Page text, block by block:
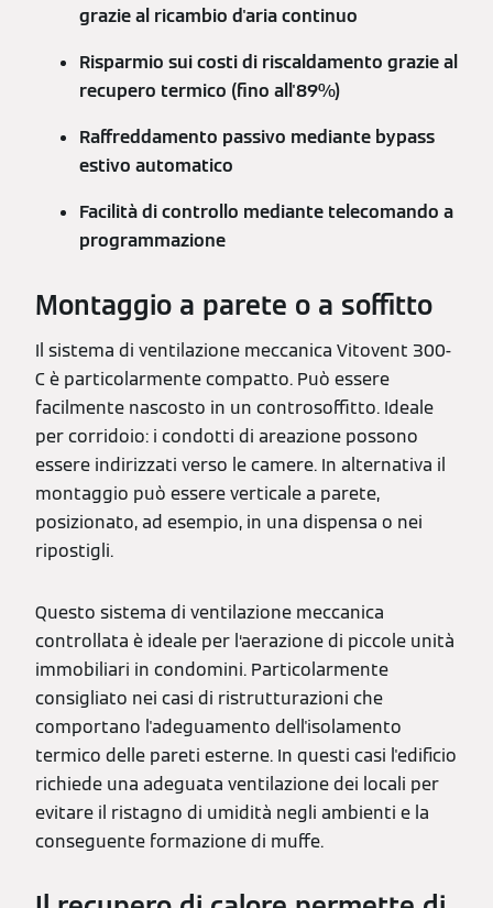
grazie al ricambio d'aria continuo
Risparmio sui costi di riscaldamento grazie al
recupero termico (fino all'89%)
Raffreddamento passivo mediante bypass
estivo automatico
Facilità di controllo mediante telecomando a
programmazione
Montaggio a parete o a soffitto
Il sistema di ventilazione meccanica Vitovent 300-
C è particolarmente compatto. Può essere
facilmente nascosto in un controsoffitto. Ideale
per corridoio: i condotti di areazione possono
essere indirizzati verso le camere. In alternativa il
montaggio può essere verticale a parete,
posizionato, ad esempio, in una dispensa o nei
ripostigli.
Questo sistema di ventilazione meccanica
controllata è ideale per l‘aerazione di piccole unità
immobiliari in condomini. Particolarmente
consigliato nei casi di ristrutturazioni che
comportano l'adeguamento dell'isolamento
termico delle pareti esterne. In questi casi l'edificio
richiede una adeguata ventilazione dei locali per
evitare il ristagno di umidità negli ambienti e la
conseguente formazione di muffe.